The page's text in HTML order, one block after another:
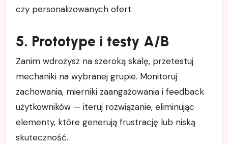
czy personalizowanych ofert.
5. Prototype i testy A/B
Zanim wdrożysz na szeroką skalę, przetestuj
mechaniki na wybranej grupie. Monitoruj
zachowania, mierniki zaangażowania i feedback
użytkowników — iteruj rozwiązanie, eliminując
elementy, które generują frustrację lub niską
skuteczność.